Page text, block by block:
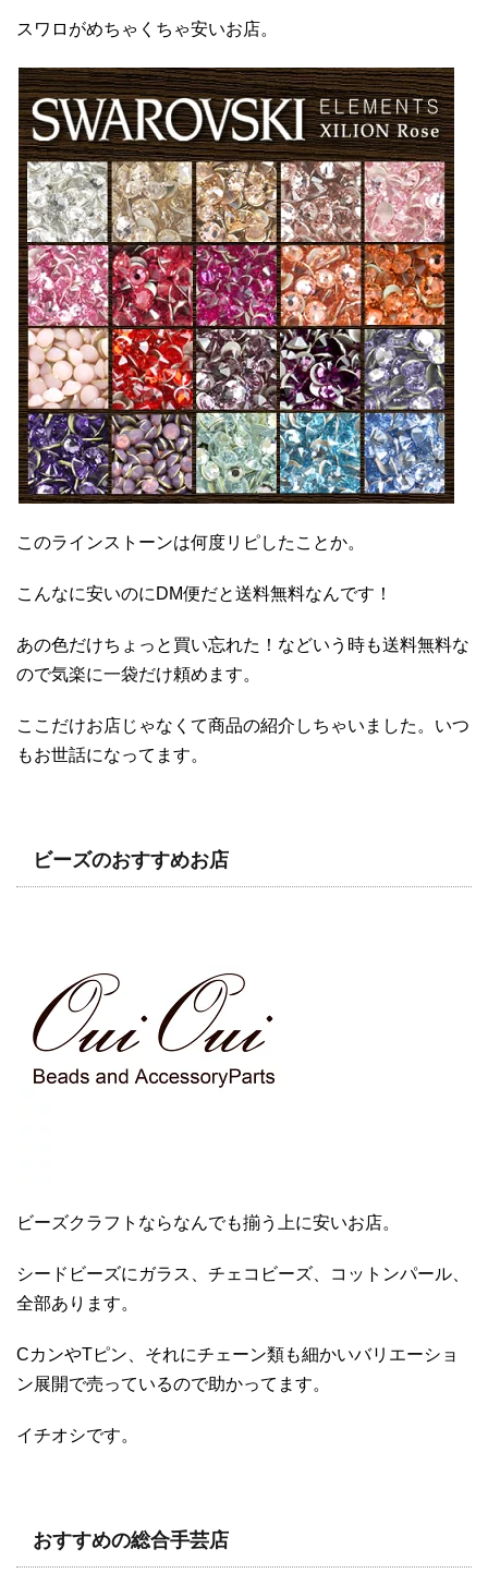
スワロがめちゃくちゃ安いお店。
このラインストーンは何度リピしたことか。
こんなに安いのにDM便だと送料無料なんです！
あの色だけちょっと買い忘れた！などいう時も送料無料な
ので気楽に一袋だけ頼めます。
ここだけお店じゃなくて商品の紹介しちゃいました。いつ
もお世話になってます。
ビーズのおすすめお店
ビーズクラフトならなんでも揃う上に安いお店。
シードビーズにガラス、チェコビーズ、コットンパール、
全部あります。
CカンやTピン、それにチェーン類も細かいバリエーショ
ン展開で売っているので助かってます。
イチオシです。
おすすめの総合手芸店